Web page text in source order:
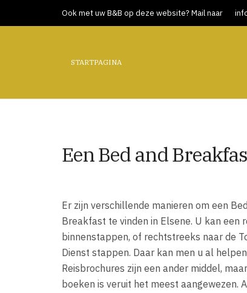
Ook met uw B&B op deze website? Mail naar
STARTPAGINA
Een Bed and
Er zijn verschillende manieren om een
Breakfast te vinden in Elsene. U kan een
binnenstappen, of rechtstreeks naar de
Dienst stappen. Daar kan men u al
Reisbrochures zijn een ander middel,
boeken is veruit het meest aangewezen.